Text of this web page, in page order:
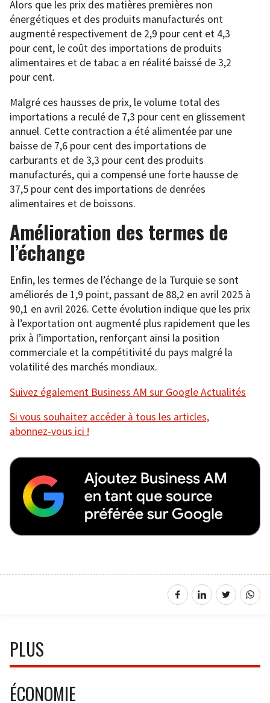
Alors que les prix des matières premières non
énergétiques et des produits manufacturés ont
augmenté respectivement de 2,9 pour cent et 4,3
pour cent, le coût des importations de produits
alimentaires et de tabac a en réalité baissé de 3,2
pour cent.
Malgré ces hausses de prix, le volume total des
importations a reculé de 7,3 pour cent en glissement
annuel. Cette contraction a été alimentée par une
baisse de 7,6 pour cent des importations de
carburants et de 3,3 pour cent des produits
manufacturés, qui a compensé une forte hausse de
37,5 pour cent des importations de denrées
alimentaires et de boissons.
Amélioration des termes de
l’échange
Enfin, les termes de l’échange de la Turquie se sont
améliorés de 1,9 point, passant de 88,2 en avril 2025 à
90,1 en avril 2026. Cette évolution indique que les prix
à l’exportation ont augmenté plus rapidement que les
prix à l’importation, renforçant ainsi la position
commerciale et la compétitivité du pays malgré la
volatilité des marchés mondiaux.
Suivez également Business AM sur Google Actualités
Si vous souhaitez accéder à tous les articles,
abonnez-vous ici !
PLUS
ÉCONOMIE